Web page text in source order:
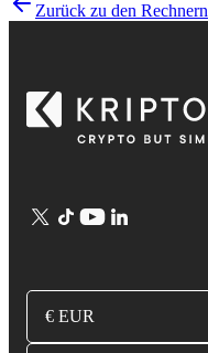
Zurück zu den Rechnern
€ EUR